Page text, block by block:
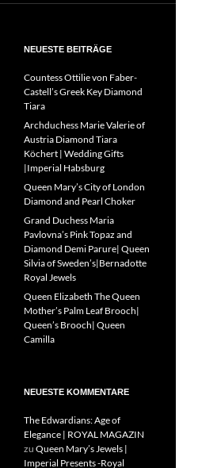
NEUESTE BEITRÄGE
Countess Ottilie von Faber-
Castell’s Greek Key Diamond
Tiara
Archduchess Marie Valerie of
Austria Diamond Tiara
Köchert | Wedding Gifts
|Imperial Habsburg
Queen Mary’s City of London
Diamond and Pearl Choker
Grand Duchess Maria
Pavlovna’s Pink Topaz and
Diamond Demi Parure| Queen
Silvia of Sweden’s|Bernadotte
Royal Jewels
Queen Elizabeth The Queen
Mother’s Palm Leaf Brooch|
Queen’s Brooch| Queen
Camilla
NEUESTE KOMMENTARE
The Edwardians: Age of
Elegance | ROYAL MAGAZIN
zu Queen Mary’s Jewels |
Imperial Presents -Royal